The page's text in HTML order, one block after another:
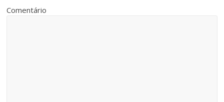
Comentário